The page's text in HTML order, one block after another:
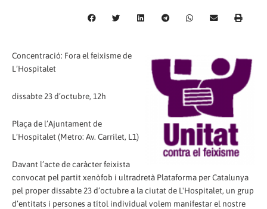
Concentració: Fora el feixisme de
L’Hospitalet
dissabte 23 d’octubre, 12h
Plaça de l’Ajuntament de
L’Hospitalet (Metro: Av. Carrilet, L1)
Davant l’acte de caràcter feixista
convocat pel partit xenòfob i ultradretà Plataforma per Catalunya
pel proper dissabte 23 d’octubre a la ciutat de L'Hospitalet, un grup
d’entitats i persones a títol individual volem manifestar el nostre